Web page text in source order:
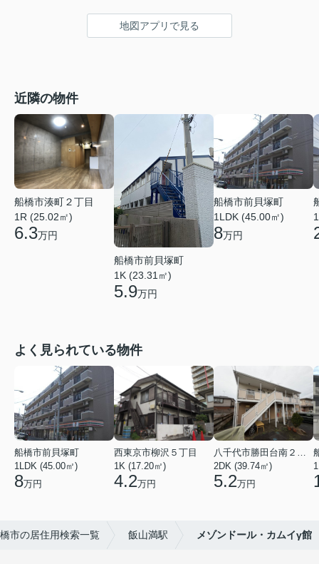
地図アプリで見る
近隣の物件
船橋市湊町２丁目
1R (25.02㎡)
6.3万円
船橋市前貝塚町
1K (23.31㎡)
5.9万円
船橋市前貝塚町
1LDK (45.00㎡)
8万円
よく見られている物件
船橋市前貝塚町
1LDK (45.00㎡)
8万円
西東京市柳沢５丁目
1K (17.20㎡)
4.2万円
2DK (39.74㎡)
5.2万円
市の居住用検索一覧 飯山満駅 メゾンドール・カムイγ館